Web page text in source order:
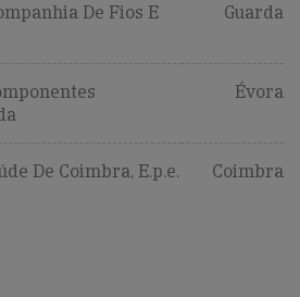
De Fios E
Guarda
Évora
De Coimbra, E.p.e. Coimbra